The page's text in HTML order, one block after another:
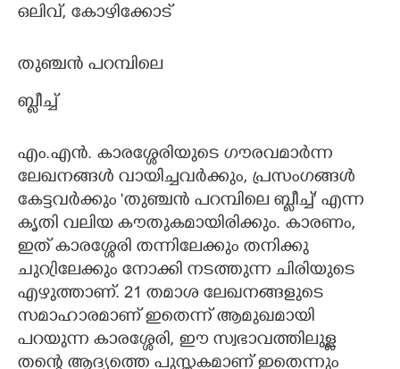
ഒലിവ്,​ കോഴിക്കോട്
തുഞ്ചൻ പറമ്പിലെ
ബ്ളീച്ച്
എം.എൻ. കാരശ്ശേരിയുടെ ഗൗരവമാർന്ന
ലേഖനങ്ങൾ വായിച്ചവർക്കും,​ പ്രസംഗങ്ങൾ
കേട്ടവർക്കും 'തുഞ്ചൻ പറമ്പിലെ ബ്ളീച്ച്" എന്ന
കൃതി വലിയ കൗതുകമായിരിക്കും. കാരണം,​
ഇത് കാരശ്ശേരി തന്നിലേക്കും തനിക്കു
ചുറ്രിലേക്കും നോക്കി നടത്തുന്ന ചിരിയുടെ
എഴുത്താണ്. 21 തമാശ ലേഖനങ്ങളുടെ
സമാഹാരമാണ് ഇതെന്ന് ആമുഖമായി
പറയുന്ന കാരശ്ശേരി,​ ഈ സ്വഭാവത്തിലുള്ള
തന്റെ ആദ്യത്തെ പുസ്തകമാണ് ഇതെന്നും